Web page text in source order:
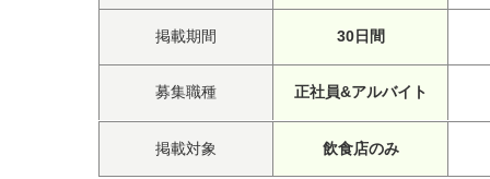
掲載期間 30日間
募集職種 正社員&アルバイト
掲載対象 飲食店のみ